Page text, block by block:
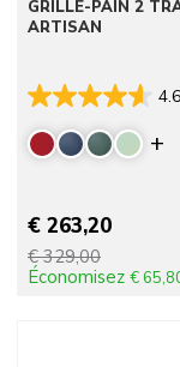
GRILLE-PAIN 2
ARTISAN
4.6
€ 263,20
€ 329,00
Économisez €